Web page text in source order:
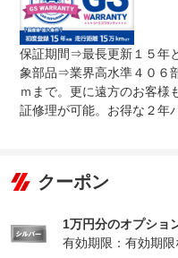
保証期間⇒最長更新１５年
象部品⇒業界高水準４０６
ｍまで。更に遠方のお客様
証修理が可能。お得な２年
クーポン
1万円分のオプショ
有効期限：有効期限